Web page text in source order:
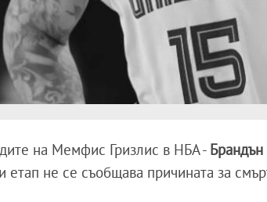
на Мемфис Гризлис в НБА -
етап не се съобщава причината за